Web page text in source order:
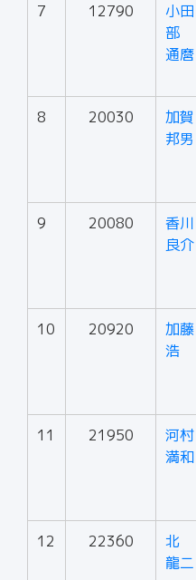
7 12790
小田
部
通麿
8 20030
加賀
邦男
9 20080
香川
良介
10 20920
加藤
浩
11 21950
河村
満和
12 22360
北
龍二